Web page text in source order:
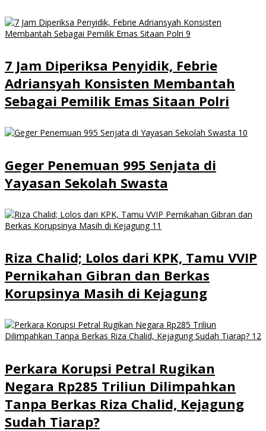
7 Jam Diperiksa Penyidik, Febrie
Adriansyah Konsisten Membantah
Sebagai Pemilik Emas Sitaan Polri
Geger Penemuan 995 Senjata di
Yayasan Sekolah Swasta
Riza Chalid; Lolos dari KPK, Tamu VVIP
Pernikahan Gibran dan Berkas
Korupsinya Masih di Kejagung
Perkara Korupsi Petral Rugikan
Negara Rp285 Triliun Dilimpahkan
Tanpa Berkas Riza Chalid, Kejagung
Sudah Tiarap?